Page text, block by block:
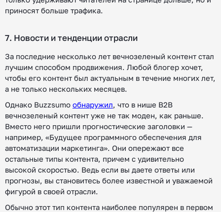
приносят больше трафика.
7. Новости и тенденции отрасли
За последние несколько лет вечнозеленый контент стал
лучшим способом продвижения. Любой блогер хочет,
чтобы его контент был актуальным в течение многих лет,
а не только нескольких месяцев.
Однако Buzzsumo обнаружил, что в нише B2B
вечнозеленый контент уже не так моден, как раньше.
Вместо него пришли прогностические заголовки —
например, «Будущее программного обеспечения для
автоматизации маркетинга». Они опережают все
остальные типы контента, причем с удивительно
высокой скоростью. Ведь если вы даете ответы или
прогнозы, вы становитесь более известной и уважаемой
фигурой в своей отрасли.
Обычно этот тип контента наиболее популярен в первом